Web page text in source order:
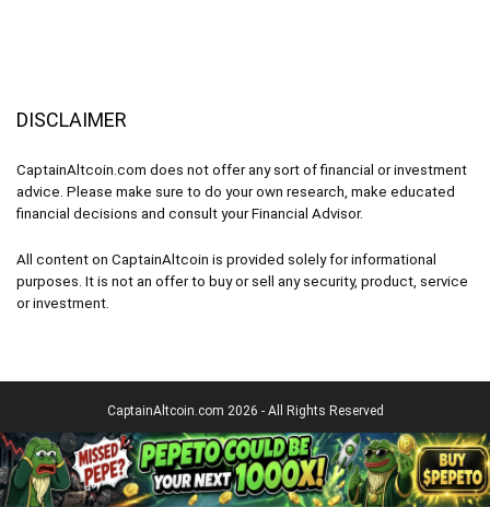
DISCLAIMER
CaptainAltcoin.com does not offer any sort of financial or investment
advice. Please make sure to do your own research, make educated
financial decisions and consult your Financial Advisor.
All content on CaptainAltcoin is provided solely for informational
purposes. It is not an offer to buy or sell any security, product, service
or investment.
CaptainAltcoin.com 2026 - All Rights Reserved
Français